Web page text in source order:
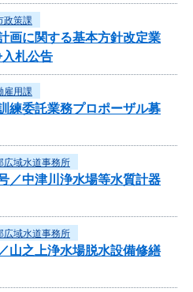
政策課
に関する基本方針改定業
札公告
雇用課
練委託業務プロポーザル募
広域水道事務所
／中津川浄水場等水質計器
広域水道事務所
山之上浄水場脱水設備修繕